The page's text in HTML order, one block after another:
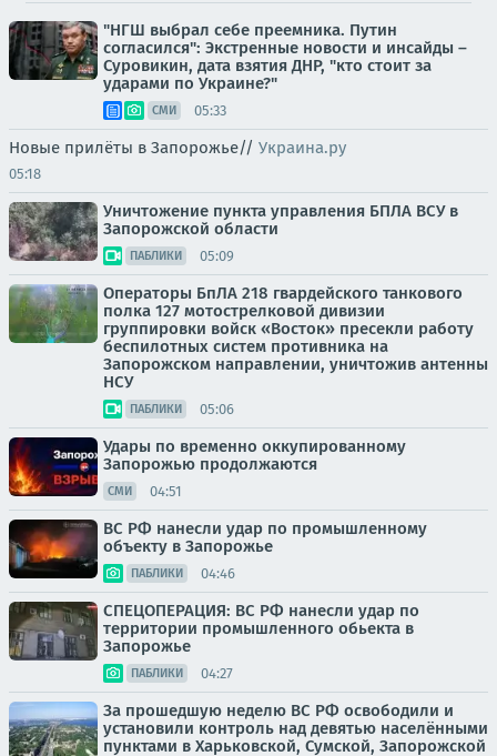
"НГШ выбрал себе преемника. Путин
согласился": Экстренные новости и инсайды –
Суровикин, дата взятия ДНР, "кто стоит за
ударами по Украине?"
СМИ 05:33
Новые прилёты в Запорожье// Украина.ру
05:18
Уничтожение пункта управления БПЛА ВСУ в
Запорожской области
ПАБЛИКИ 05:09
Операторы БпЛА 218 гвардейского танкового
полка 127 мотострелковой дивизии
группировки войск «Восток» пресекли работу
беспилотных систем противника на
Запорожском направлении, уничтожив антенны
НСУ
ПАБЛИКИ 05:06
Удары по временно оккупированному
Запорожью продолжаются
СМИ 04:51
ВС РФ нанесли удар по промышленному
объекту в Запорожье
ПАБЛИКИ 04:46
СПЕЦОПЕРАЦИЯ: ВС РФ нанесли удар по
территории промышленного обьекта в
Запорожье
ПАБЛИКИ 04:27
За прошедшую неделю ВС РФ освободили и
установили контроль над девятью населёнными
пунктами в Харьковской, Сумской, Запорожской